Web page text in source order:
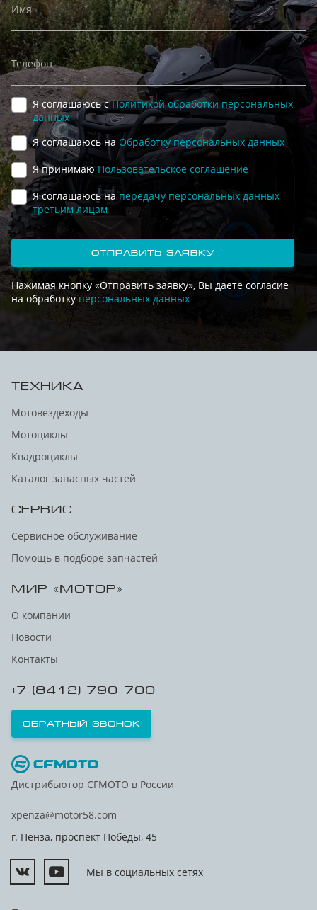
Имя
Телефон
Я соглашаюсь сПолитикой обработки персональных
данных
Я соглашаюсь на Обработку персональных данных
Я принимаюПользовательское соглашение
Я соглашаюсь напередачу персональных данных
третьим лицам
отправить заявку
Нажимая кнопку «Отправить заявку», Вы даете согласие
на обработку персональных данных
ТЕХНИКА
Мотовездеходы
Мотоциклы
Квадроциклы
Каталог запасных частей
СЕРВИС
Сервисное обслуживание
Помощь в подборе запчастей
МИР «МОТОР»
О компании
Новости
Контакты
+7 (8412) 790-700
Обратный звонок
Дистрибьютор CFMOTO в России
xpenza@motor58.com
г. Пенза, проспект Победы, 45
Мы в социальных сетях